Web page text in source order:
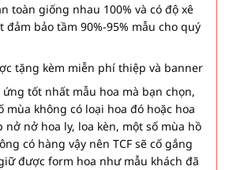
toàn giống nhau 100% và có độ xê
đảm bảo tầm 90%-95% mẫu cho quý
tặng kèm miễn phí thiệp và banner
ứng tốt nhất mẫu hoa mà bạn chọn,
mùa không có loại hoa đó hoặc hoa
nở nở hoa ly, loa kèn, một số mùa hồ
có hàng vậy nên TCF sẽ cố gắng
được form hoa như mẫu khách đã